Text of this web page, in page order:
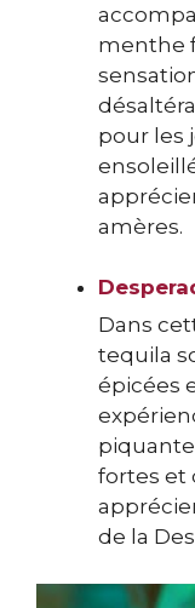
menthe
pour les
amères.
Dans
tequila
épicées
fortes et
de la